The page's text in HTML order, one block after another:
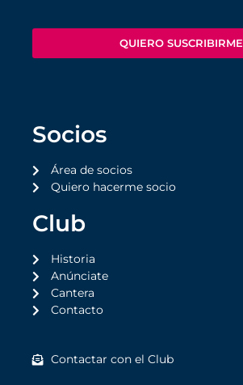
QUIERO SUSCRIBIRME
Socios
Área de socios
Quiero hacerme socio
Club
Historia
Anúnciate
Cantera
Contacto
Contactar con el Club